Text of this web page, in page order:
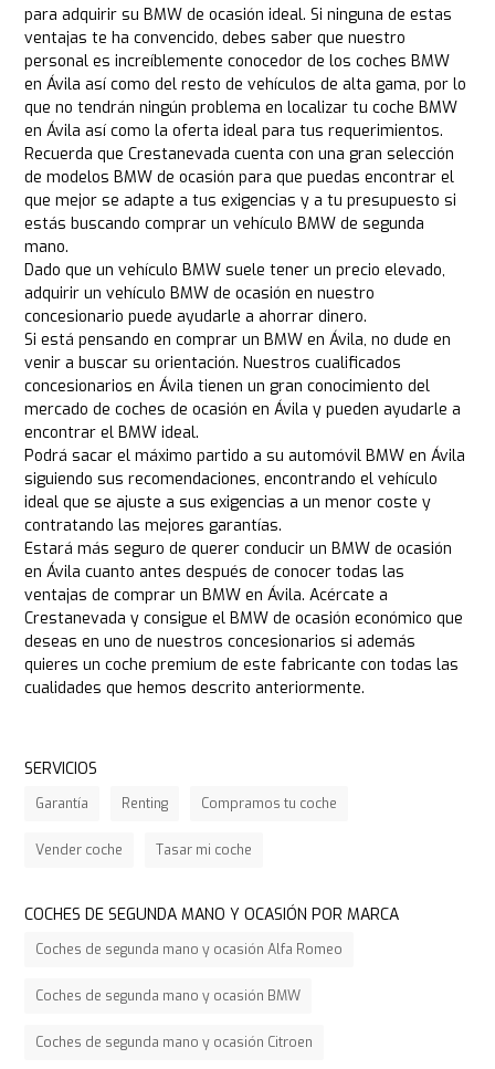
para adquirir su BMW de ocasión ideal. Si ninguna de estas
ventajas te ha convencido, debes saber que nuestro
personal es increíblemente conocedor de los coches BMW
en Ávila así como del resto de vehículos de alta gama, por lo
que no tendrán ningún problema en localizar tu coche BMW
en Ávila así como la oferta ideal para tus requerimientos.
Recuerda que Crestanevada cuenta con una gran selección
de modelos BMW de ocasión para que puedas encontrar el
que mejor se adapte a tus exigencias y a tu presupuesto si
estás buscando comprar un vehículo BMW de segunda
mano.
Dado que un vehículo BMW suele tener un precio elevado,
adquirir un vehículo BMW de ocasión en nuestro
concesionario puede ayudarle a ahorrar dinero.
Si está pensando en comprar un BMW en Ávila, no dude en
venir a buscar su orientación. Nuestros cualificados
concesionarios en Ávila tienen un gran conocimiento del
mercado de coches de ocasión en Ávila y pueden ayudarle a
encontrar el BMW ideal.
Podrá sacar el máximo partido a su automóvil BMW en Ávila
siguiendo sus recomendaciones, encontrando el vehículo
ideal que se ajuste a sus exigencias a un menor coste y
contratando las mejores garantías.
Estará más seguro de querer conducir un BMW de ocasión
en Ávila cuanto antes después de conocer todas las
ventajas de comprar un BMW en Ávila. Acércate a
Crestanevada y consigue el BMW de ocasión económico que
deseas en uno de nuestros concesionarios si además
quieres un coche premium de este fabricante con todas las
cualidades que hemos descrito anteriormente.
SERVICIOS
Garantía Renting Compramos tu coche
Vender coche Tasar mi coche
COCHES DE SEGUNDA MANO Y OCASIÓN POR MARCA
Coches de segunda mano y ocasión Alfa Romeo
Coches de segunda mano y ocasión BMW
Coches de segunda mano y ocasión Citroen